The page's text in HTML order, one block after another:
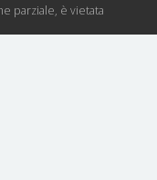
parziale, è vietata